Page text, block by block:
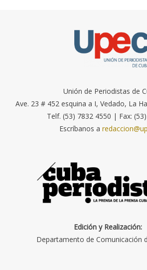
Unión de Periodistas de
Ave. 23 # 452 esquina a I, Vedado, La
Telf. (53) 7832 4550 | Fax:
Escríbanos a
Edición y Realización:
Departamento de Comunicación